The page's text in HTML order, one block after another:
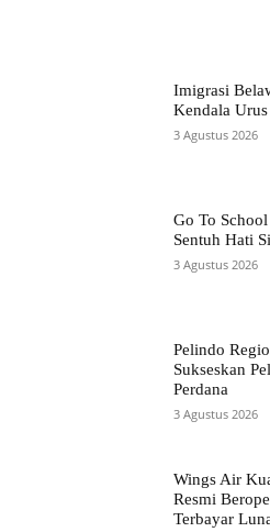
Imigrasi
Kendala
3 Agustus 2026
Go To
Sentuh Hati
3 Agustus 2026
Pelindo
Sukseskan
Perdana
3 Agustus 2026
Wings Air
Resmi
Terbayar